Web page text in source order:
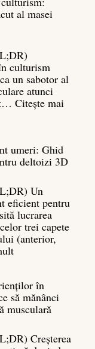
al masei
culturism
un sabotor al
atunci
Citește mai
umeri: Ghid
deltoizi 3D
Un
eficient pentru
lucrarea
trei capete
(anterior,
:
Ghid
complet
pentru
3D
în
să mănânci
musculară
Creșterea